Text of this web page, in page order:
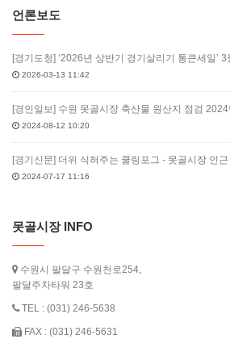
언론보도
[경기도청] ‘2026년 상반기 경기살리기 통큰세일’
2026-03-13 11:42
[경인일보] 수원 못골시장 축산물 원산지 점검 2024
2024-08-12 10:20
[경기신문] 더위 식혀주는 쿨링포그 - 못골시장 인근
2024-07-17 11:16
못골시장 INFO
수원시 팔달구 수원천로254,
팔달주차타워 23호
TEL : (031) 246-5638
FAX : (031) 246-5631